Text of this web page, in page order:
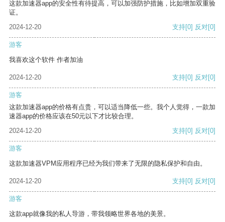
这款加速器app的安全性有待提高，可以加强防护措施，比如增加双重验
证。
2024-12-20
支持[0] 反对[0]
游客
我喜欢这个软件 作者加油
2024-12-20 支持[0] 反对[0]
游客
这款加速器app的价格有点贵，可以适当降低一些。我个人觉得，一款加
速器app的价格应该在50元以下才比较合理。
2024-12-20
支持[0] 反对[0]
游客
这款加速器VPM应用程序已经为我们带来了无限的隐私保护和自由。
2024-12-20 支持[0] 反对[0]
游客
这款app就像我的私人导游，带我领略世界各地的美景。